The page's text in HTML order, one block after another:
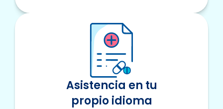
Asistencia en tu
propio idioma